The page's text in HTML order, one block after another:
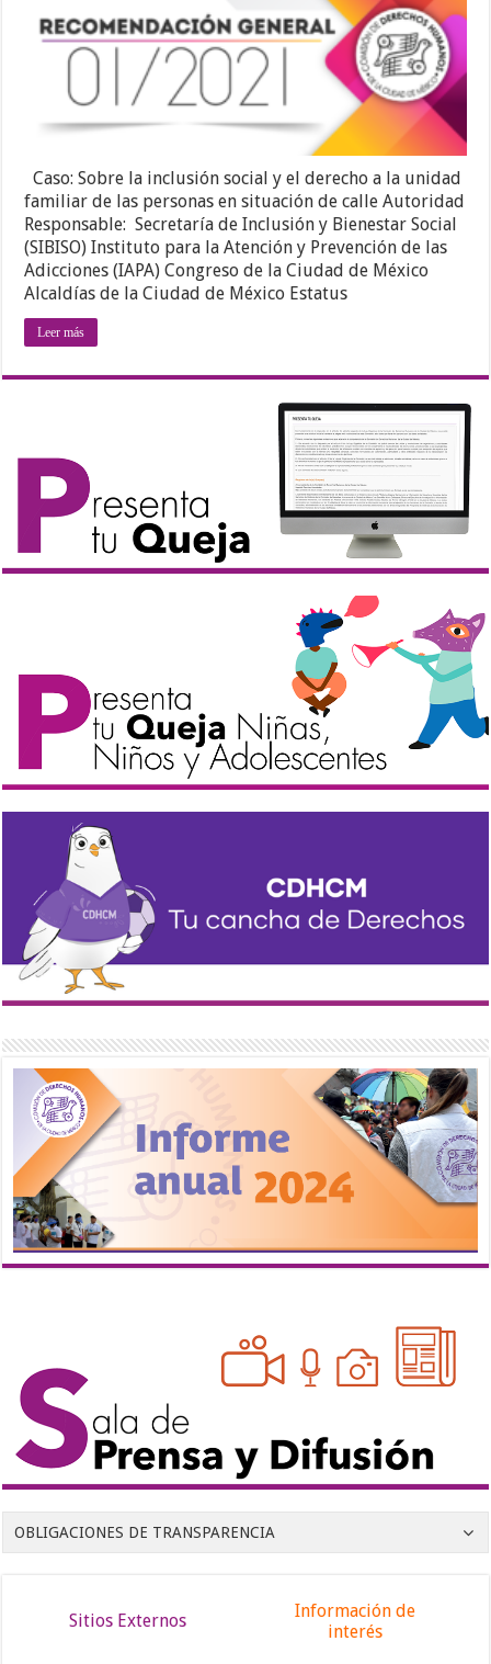
Caso: Sobre la inclusión social y el derecho a la unidad
familiar de las personas en situación de calle Autoridad
Responsable: Secretaría de Inclusión y Bienestar Social
(SIBISO) Instituto para la Atención y Prevención de las
Adicciones (IAPA) Congreso de la Ciudad de México
Alcaldías de la Ciudad de México Estatus
Leer más
OBLIGACIONES DE TRANSPARENCIA
Sitios Externos
Información de
interés